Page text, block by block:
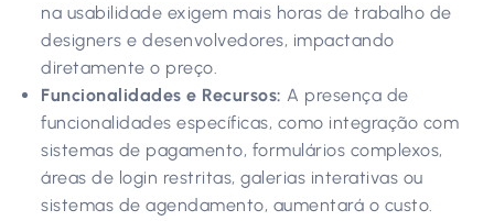
na usabilidade exigem mais horas de trabalho de
designers e desenvolvedores, impactando
diretamente o preço.
Funcionalidades e Recursos: A presença de
funcionalidades específicas, como integração com
sistemas de pagamento, formulários complexos,
áreas de login restritas, galerias interativas ou
sistemas de agendamento, aumentará o custo.